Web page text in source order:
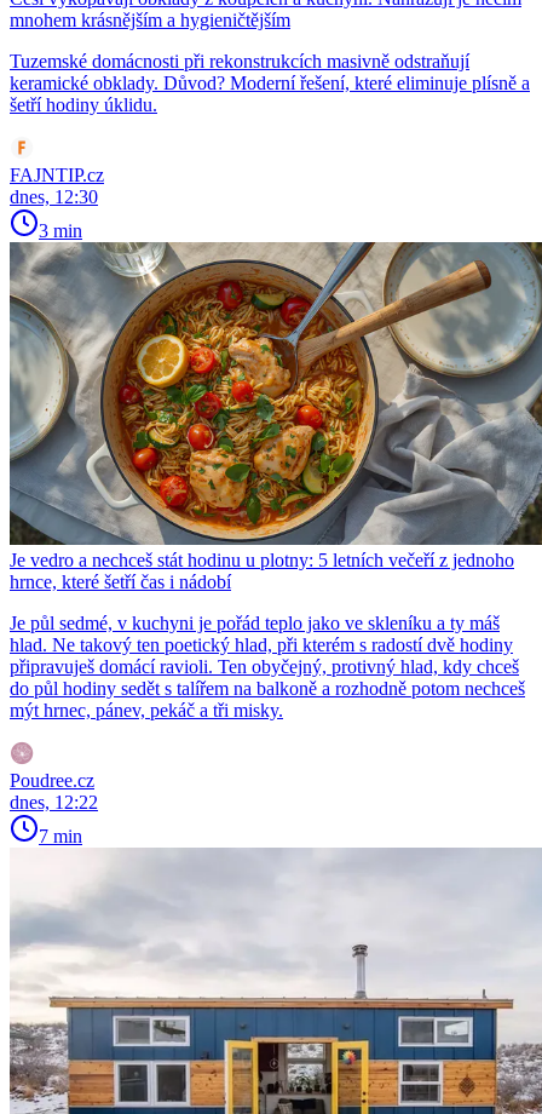
mnohem krásnějším a hygieničtějším
Tuzemské domácnosti při rekonstrukcích masivně odstraňují
keramické obklady. Důvod? Moderní řešení, které eliminuje plísně a
šetří hodiny úklidu.
FAJNTIP.cz
dnes, 12:30
3 min
Je vedro a nechceš stát hodinu u plotny: 5 letních večeří z jednoho
hrnce, které šetří čas i nádobí
Je půl sedmé, v kuchyni je pořád teplo jako ve skleníku a ty máš
hlad. Ne takový ten poetický hlad, při kterém s radostí dvě hodiny
připravuješ domácí ravioli. Ten obyčejný, protivný hlad, kdy chceš
do půl hodiny sedět s talířem na balkoně a rozhodně potom nechceš
mýt hrnec, pánev, pekáč a tři misky.
Poudree.cz
dnes, 12:22
7 min